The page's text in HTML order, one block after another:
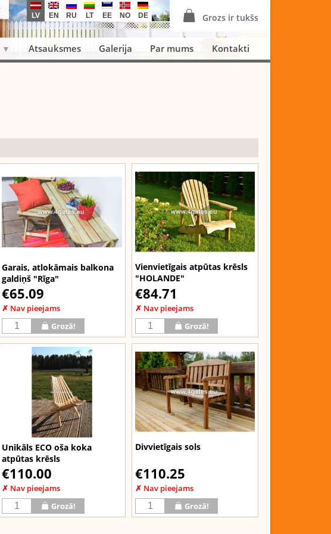
LV EN RU LT EE NO DE Grozs ir tukšs
Atsauksmes Galerija Par mums Kontakti
Garais, atlokāmais balkona
galdiņš "Rīga"
€65.09
✗ Nav pieejams
Grozā!
Vienvietīgais atpūtas krēsls
"HOLANDE"
€84.71
✗ Nav pieejams
Grozā!
Unikāls ECO oša koka
atpūtas krēsls
€110.00
✗ Nav pieejams
Grozā!
Divvietīgais sols
€110.25
✗ Nav pieejams
Grozā!